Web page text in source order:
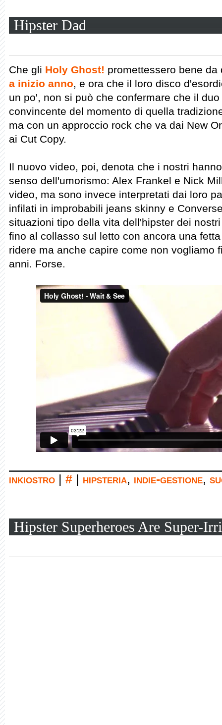
Hipster Dad
Che gli Holy Ghost! promettessero bene
a inizio anno, e ora che il loro disco
un po', non si può che confermare che il
convincente del momento di quella
ma con un approccio rock che va dai New
ai Cut Copy.
Il nuovo video, poi, denota che i nostri
senso dell'umorismo: Alex Frankel e Nick
video, ma sono invece interpretati dai loro
infilati in improbabili jeans skinny e
situazioni tipo della vita dell'hipster dei
fino al collasso sul letto con ancora una
ridere ma anche capire come non vogliamo
anni. Forse.
inkiostro # hipsteria, indie-gestione,
Hipster Superheroes Are Super-